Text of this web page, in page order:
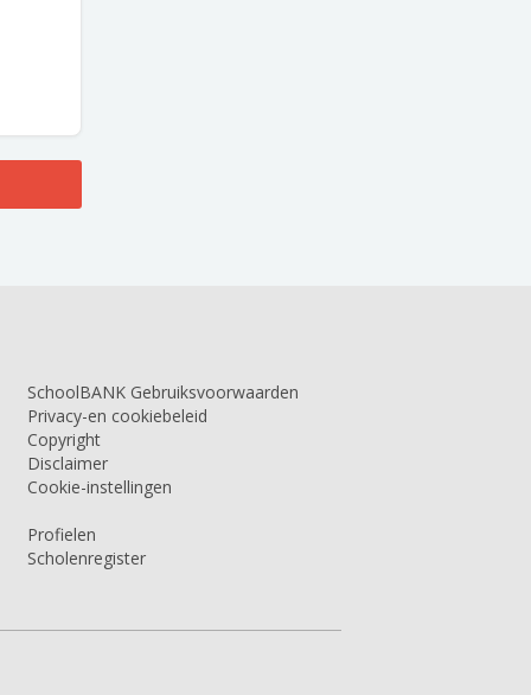
SchoolBANK Gebruiksvoorwaarden
Privacy-en cookiebeleid
Copyright
Disclaimer
Cookie-instellingen
Profielen
Scholenregister